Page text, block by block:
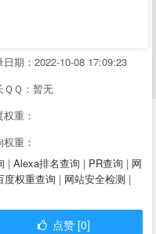
日期：2022-10-08 17:09:23
ＱＱ：暂无
重：
重：
| Alexa排名查询 | PR查询 | 网
度权重查询 | 网站安全检测 |
点赞 [0]